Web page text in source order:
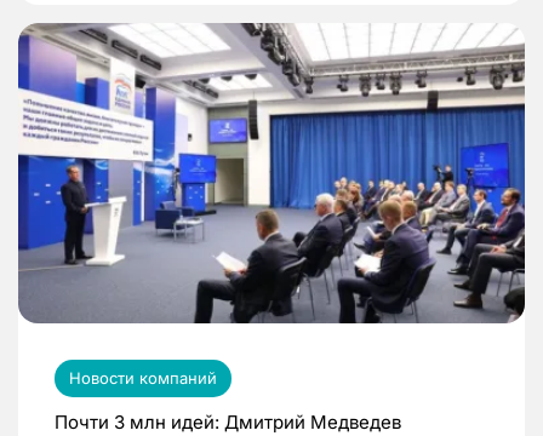
Новости компаний
Почти 3 млн идей: Дмитрий Медведев